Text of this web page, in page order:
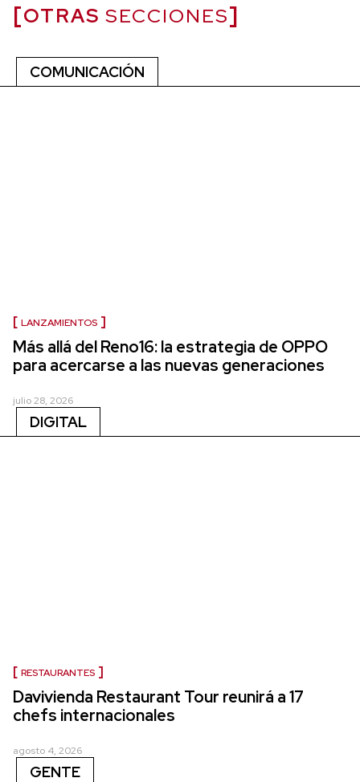
OTRAS SECCIONES
COMUNICACIÓN
LANZAMIENTOS
Más allá del Reno16: la estrategia de OPPO
para acercarse a las nuevas generaciones
julio 28, 2026
DIGITAL
RESTAURANTES
Davivienda Restaurant Tour reunirá a 17
chefs internacionales
agosto 4, 2026
GENTE